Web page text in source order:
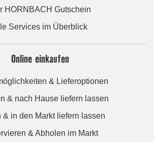
HORNBACH Gutschein
Services im Überblick
Online einkaufen
& Lieferoptionen
& nach Hause liefern lassen
& in den Markt liefern lassen
& Abholen im Markt